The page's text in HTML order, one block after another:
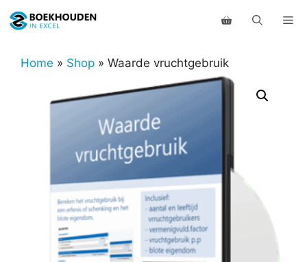
naar
inhoudHome » Shop » Waarde vruchtgebruik